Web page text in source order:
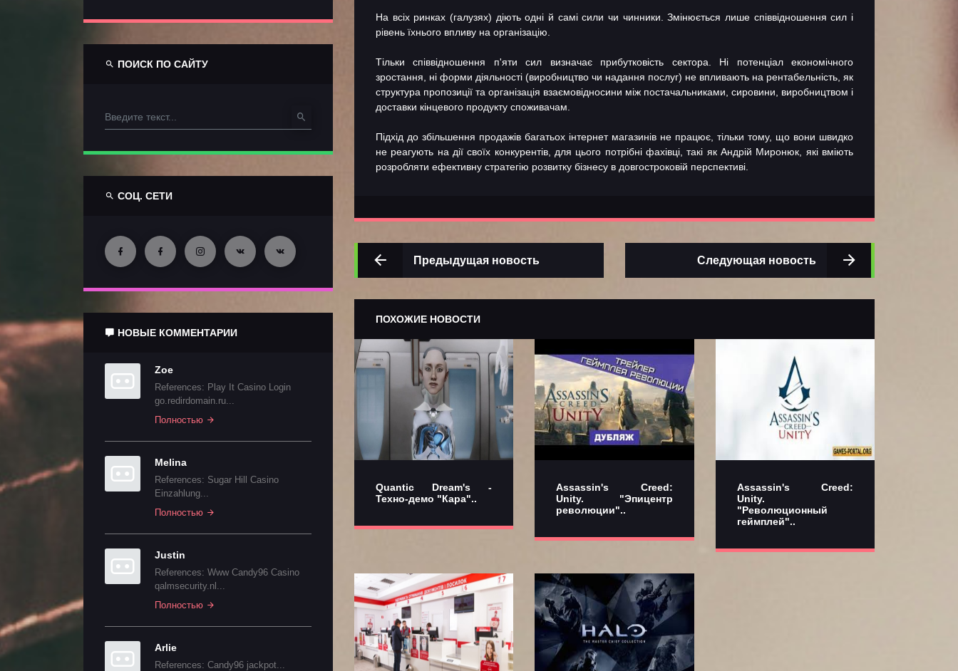
ПОИСК ПО САЙТУ
СОЦ. СЕТИ
НОВЫЕ КОММЕНТАРИИ
Zoe
References: Play It Casino Login
go.redirdomain.ru...
Полностью
Melina
References: Sugar Hill Casino
Einzahlung...
Полностью
Justin
References: Www Candy96 Casino
qalmsecurity.nl...
Полностью
Arlie
References: Candy96 jackpot...
На всіх ринках (галузях) діють одні й самі сили чи чинники. Змінюється лише співвідношення сил і
рівень їхнього впливу на організацію.
Тільки співвідношення п'яти сил визначає прибутковість сектора. Ні потенціал економічного
зростання, ні форми діяльності (виробництво чи надання послуг) не впливають на рентабельність, як
структура пропозиції та організація взаємовідносини між постачальниками, сировини, виробництвом і
доставки кінцевого продукту споживачам.
Підхід до збільшення продажів багатьох інтернет магазинів не працює, тільки тому, що вони швидко
не реагують на дії своїх конкурентів, для цього потрібні фахівці, такі як Андрій Миронюк , які вміють
розробляти ефективну стратегію розвитку бізнесу в довгостроковій перспективі.
Предыдущая новость Следующая новость
ПОХОЖИЕ НОВОСТИ
Quantic Dream's -
Техно-демо "Кара"..
Assassin's Creed:
Unity. "Эпицентр
революции"..
Assassin's Creed:
Unity.
"Революционный
геймплей"..